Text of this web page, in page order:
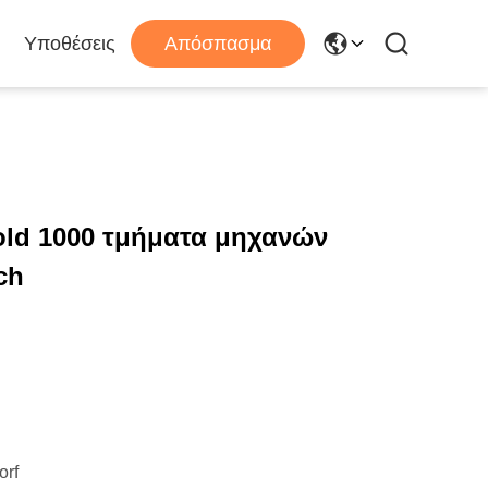
Υποθέσεις Απόσπασμα
1000 τμήματα μηχανών